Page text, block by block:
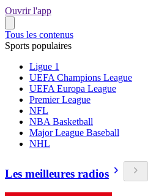
Ouvrir l'app
Tous les contenus
Sports populaires
Ligue 1
UEFA Champions League
UEFA Europa League
Premier League
NFL
NBA Basketball
Major League Baseball
NHL
Les meilleures radios